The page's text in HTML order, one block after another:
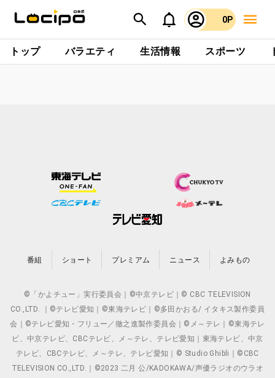
0P
トップ バラエティ 生活情報 スポーツ
番組 ショート プレミアム ニュース よみもの
©「かよチュー」実行委員会｜©中京テレビ｜© CBC TELEVISION
CO.,LTD. ｜©テレビ愛知｜©東海テレビ｜©多田かおる/ イタキス製作委員
会｜©テレビ愛知・フリュー／徹之進製作委員会｜©メ～テレ｜©東海テレ
ビ、中京テレビ、CBCテレビ、メ～テレ、テレビ愛知｜東海テレビ、中京
テレビ、CBCテレビ、メ～テレ、テレビ愛知｜© Studio Ghibli｜©CBC
TELEVISION CO.,LTD.｜©2023 二月 公/KADOKAWA/声優ラジオのウラオ